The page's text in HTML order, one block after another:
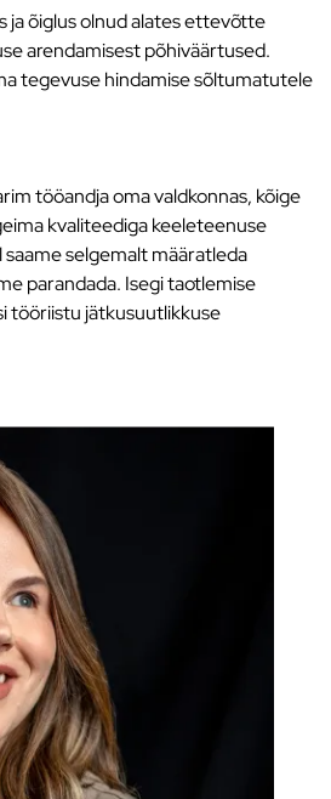
ja õiglus olnud alates ettevõtte
arendamisest põhiväärtused.
tegevuse hindamise sõltumatutele
tööandja oma valdkonnas, kõige
kvaliteediga keeleteenuse
selgemalt määratleda
parandada. Isegi taotlemise
tööriistu jätkusuutlikkuse